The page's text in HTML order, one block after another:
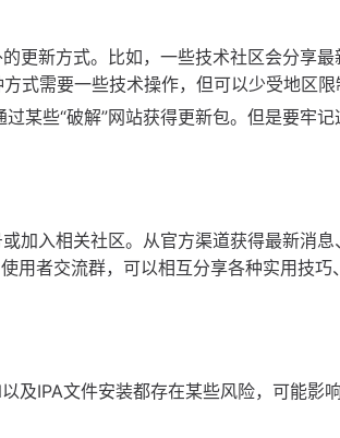
更新方式。比如，一些技术社区会分享最
式需要一些技术操作，但可以少受地区限
某些“破解”网站获得更新包。但是要牢记
加入相关社区。从官方渠道获得最新消息
用者交流群，可以相互分享各种实用技巧
及IPA文件安装都存在某些风险，可能影